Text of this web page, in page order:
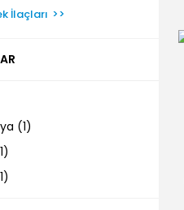
İlaçları
(1)